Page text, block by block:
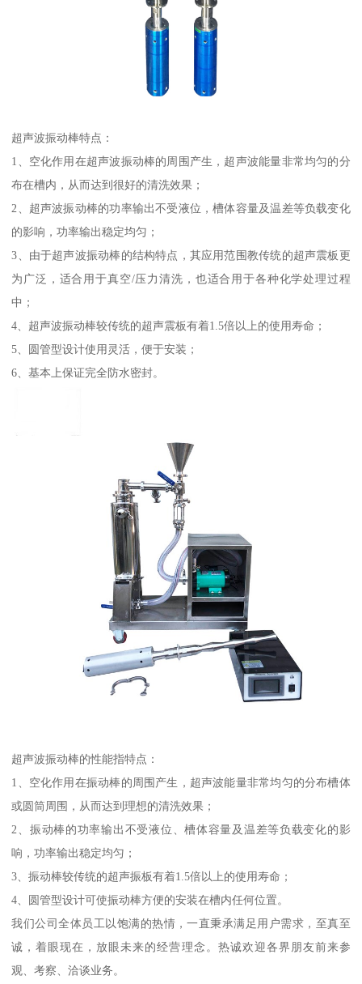
超声波振动棒特点：
1、空化作用在超声波振动棒的周围产生，超声波能量非常均匀的分
布在槽内，从而达到很好的清洗效果；
2、超声波振动棒的功率输出不受液位，槽体容量及温差等负载变化
的影响，功率输出稳定均匀；
3、由于超声波振动棒的结构特点，其应用范围教传统的超声震板更
为广泛，适合用于真空/压力清洗，也适合用于各种化学处理过程
中；
4、超声波振动棒较传统的超声震板有着1.5倍以上的使用寿命；
5、圆管型设计使用灵活，便于安装；
6、基本上保证完全防水密封。
超声波振动棒的性能指特点：
1、空化作用在振动棒的周围产生，超声波能量非常均匀的分布槽体
或圆筒周围，从而达到理想的清洗效果；
2、振动棒的功率输出不受液位、槽体容量及温差等负载变化的影
响，功率输出稳定均匀；
3、振动棒较传统的超声振板有着1.5倍以上的使用寿命；
4、圆管型设计可使振动棒方便的安装在槽内任何位置。
我们公司全体员工以饱满的热情，一直秉承满足用户需求，至真至
诚，着眼现在，放眼未来的经营理念。热诚欢迎各界朋友前来参
观、考察、洽谈业务。